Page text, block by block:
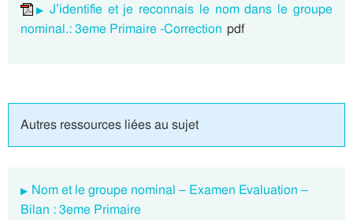
J’identifie et je reconnais le nom dans le groupe
nominal.: 3eme Primaire -Correction pdf
Autres ressources liées au sujet
Nom et le groupe nominal – Examen Evaluation –
Bilan : 3eme Primaire